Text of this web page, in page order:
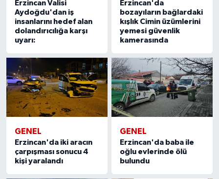
Erzincan Valisi
Aydoğdu'dan iş
insanlarını hedef alan
dolandırıcılığa karşı
uyarı:
Erzincan'da
bozayıların bağlardaki
kışlık Cimin üzümlerini
yemesi güvenlik
kamerasında
GENEL
Erzincan'da iki aracın
çarpışması sonucu 4
kişi yaralandı
GENEL
Erzincan'da baba ile
oğlu evlerinde ölü
bulundu